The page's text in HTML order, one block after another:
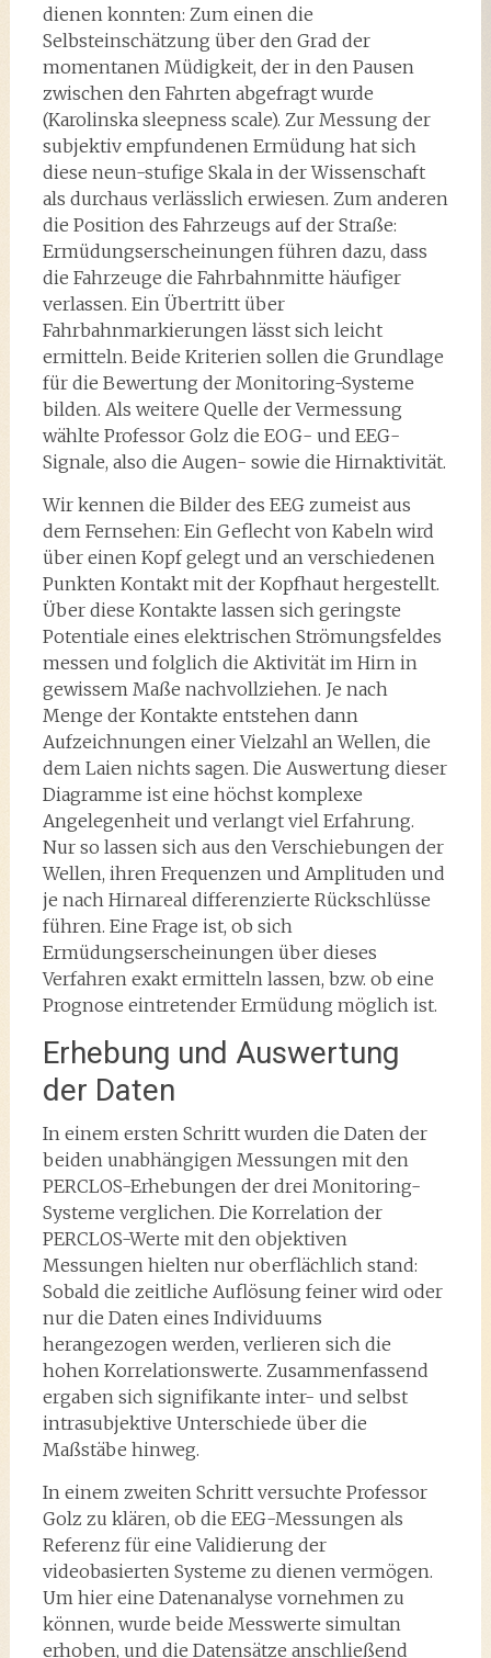
dienen konnten: Zum einen die
Selbsteinschätzung über den Grad der
momentanen Müdigkeit, der in den Pausen
zwischen den Fahrten abgefragt wurde
(Karolinska sleepness scale). Zur Messung der
subjektiv empfundenen Ermüdung hat sich
diese neun-stufige Skala in der Wissenschaft
als durchaus verlässlich erwiesen. Zum anderen
die Position des Fahrzeugs auf der Straße:
Ermüdungserscheinungen führen dazu, dass
die Fahrzeuge die Fahrbahnmitte häufiger
verlassen. Ein Übertritt über
Fahrbahnmarkierungen lässt sich leicht
ermitteln. Beide Kriterien sollen die Grundlage
für die Bewertung der Monitoring-Systeme
bilden. Als weitere Quelle der Vermessung
wählte Professor Golz die EOG- und EEG-
Signale, also die Augen- sowie die Hirnaktivität.
Wir kennen die Bilder des EEG zumeist aus
dem Fernsehen: Ein Geflecht von Kabeln wird
über einen Kopf gelegt und an verschiedenen
Punkten Kontakt mit der Kopfhaut hergestellt.
Über diese Kontakte lassen sich geringste
Potentiale eines elektrischen Strömungsfeldes
messen und folglich die Aktivität im Hirn in
gewissem Maße nachvollziehen. Je nach
Menge der Kontakte entstehen dann
Aufzeichnungen einer Vielzahl an Wellen, die
dem Laien nichts sagen. Die Auswertung dieser
Diagramme ist eine höchst komplexe
Angelegenheit und verlangt viel Erfahrung.
Nur so lassen sich aus den Verschiebungen der
Wellen, ihren Frequenzen und Amplituden und
je nach Hirnareal differenzierte Rückschlüsse
führen. Eine Frage ist, ob sich
Ermüdungserscheinungen über dieses
Verfahren exakt ermitteln lassen, bzw. ob eine
Prognose eintretender Ermüdung möglich ist.
Erhebung und Auswertung
der Daten
In einem ersten Schritt wurden die Daten der
beiden unabhängigen Messungen mit den
PERCLOS-Erhebungen der drei Monitoring-
Systeme verglichen. Die Korrelation der
PERCLOS-Werte mit den objektiven
Messungen hielten nur oberflächlich stand:
Sobald die zeitliche Auflösung feiner wird oder
nur die Daten eines Individuums
herangezogen werden, verlieren sich die
hohen Korrelationswerte. Zusammenfassend
ergaben sich signifikante inter- und selbst
intrasubjektive Unterschiede über die
Maßstäbe hinweg.
In einem zweiten Schritt versuchte Professor
Golz zu klären, ob die EEG-Messungen als
Referenz für eine Validierung der
videobasierten Systeme zu dienen vermögen.
Um hier eine Datenanalyse vornehmen zu
können, wurde beide Messwerte simultan
erhoben, und die Datensätze anschließend